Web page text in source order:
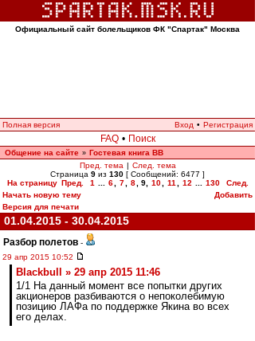
Официальный сайт болельщиков ФК "Спартак" Москва
Полная версия Вход • Регистрация
FAQ • Поиск
Общение на сайте » Гостевая книга ВВ
Пред. тема | След. тема
Страница 9 из 130 [ Сообщений: 6477 ]
На страницу Пред. 1 6 7 8 9, 10 11 12 130
След.
Начать новую тему
Добавить
Версия для печати
01.04.2015 - 30.04.2015
Разбор полетов -
29 апр 2015 10:52
Blackbull » 29 апр 2015 11:46
1/1 На данный момент все попытки других
акционеров разбиваются о непоколебимую
позицию ЛАФа по поддержке Якина во всех
его делах.